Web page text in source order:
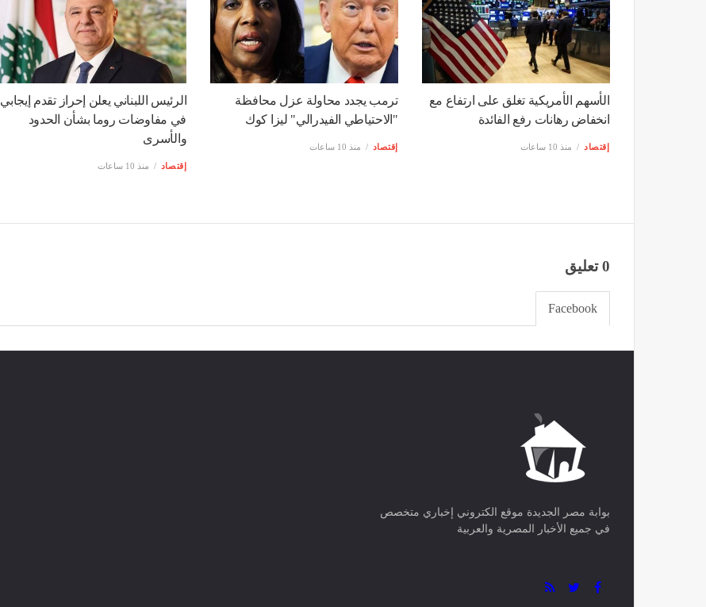
الأسهم الأمريكية تغلق على ارتفاع مع
انخفاض رهانات رفع الفائدة
إقتصاد منذ 10 ساعات
ترمب يجدد محاولة عزل محافظة
"الاحتياطي الفيدرالي" ليزا كوك
إقتصاد منذ 10 ساعات
الرئيس اللبناني يعلن إحراز تقدم إيجابي
في مفاوضات روما بشأن الحدود
والأسرى
إقتصاد منذ 10 ساعات
0 تعليق
Facebook
بوابة مصر الجديدة موقع الكتروني إخباري متخصص
في جميع الأخبار المصرية والعربية